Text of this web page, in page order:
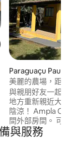
價中獲得 5.0 的平
Paraguaçu
美麗的農場，距離
與親朋好友一起享
地方重新親近大自然。 超級通風
陰涼！ Ampla
間外部房間。 可
03張牀墊和一張
和室外廚房、帶
與服務